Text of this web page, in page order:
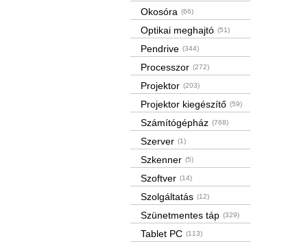
Okosóra (66)
Optikai meghajtó (51)
Pendrive (344)
Processzor (272)
Projektor (203)
Projektor kiegészítő (59)
Számítógépház (768)
Szerver (1)
Szkenner (5)
Szoftver (14)
Szolgáltatás (12)
Szünetmentes táp (329)
Tablet PC (113)